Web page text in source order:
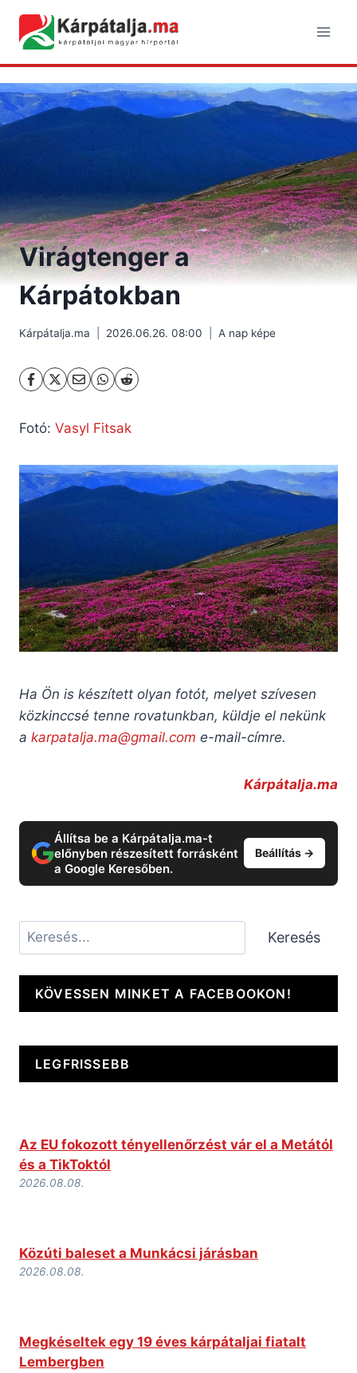
content
Virágtenger a
Kárpátokban
Kárpátalja.ma 2026.06.26. 08:00 A nap képe
Fotó: Vasyl Fitsak
Ha Ön is készített olyan fotót, melyet szívesen
közkinccsé tenne rovatunkban, küldje el nekünk
a karpatalja.ma@gmail.com e-mail-címre.
Kárpátalja.ma
Állítsa be a Kárpátalja.ma-t
előnyben részesített forrásként
a Google Keresőben.
Beállítás →
Keresés Keresés
KÖVESSEN MINKET A FACEBOOKON!
LEGFRISSEBB
Az EU fokozott tényellenőrzést vár el a Metától
és a TikToktól
2026.08.08.
Közúti baleset a Munkácsi járásban
2026.08.08.
Megkéseltek egy 19 éves kárpátaljai fiatalt
Lembergben